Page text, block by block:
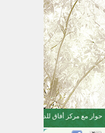
حوار مع مركز أفاق للدراسات